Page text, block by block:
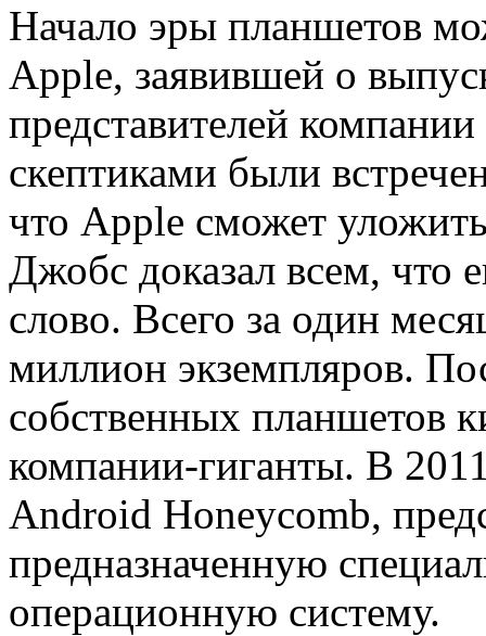
Начало эры планшетов
Apple, заявившей о
представителей
скептиками были
что Apple сможет
Джобс доказал всем, что
слово. Всего за один
миллион экземпляров.
собственных планшетов
компании-гиганты. В
Android Honeycomb,
предназначенную
операционную систему.